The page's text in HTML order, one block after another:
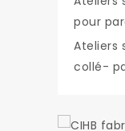
pour
Ateliers
collé-